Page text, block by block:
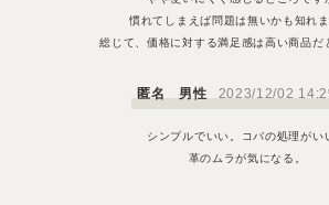
慣れてしまえば問題は無いかも知れま
総じて、価格に対する満足感は高い商品だ
匿名 男性 2023/12/02
シンプルでいい。コバの処理がい
革のムラが気になる。